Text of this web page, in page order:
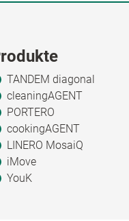
TANDEM diagonal
cleaningAGENT
PORTERO
cookingAGENT
LINERO MosaiQ
iMove
YouK